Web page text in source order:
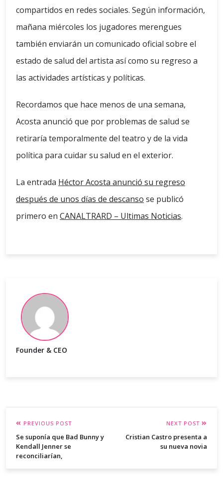
compartidos en redes sociales. Según información,
mañana miércoles los jugadores merengues
también enviarán un comunicado oficial sobre el
estado de salud del artista así como su regreso a
las actividades artísticas y políticas.
Recordamos que hace menos de una semana,
Acosta anunció que por problemas de salud se
retiraría temporalmente del teatro y de la vida
política para cuidar su salud en el exterior.
La entrada Héctor Acosta anunció su regreso
después de unos días de descanso se publicó
primero en CANALTRARD – Ultimas Noticias.
Founder & CEO
PREVIOUS POST
Se suponía que Bad Bunny y
Kendall Jenner se
reconciliarían,
NEXT POST
Cristian Castro presenta a
su nueva novia